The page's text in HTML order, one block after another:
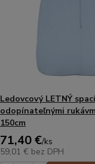
Ledovcový LETNÝ
odopínateľnými
150cm
71,40 €/ks
59,01 € bez DPH